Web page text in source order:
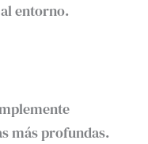
entorno.
más profundas.